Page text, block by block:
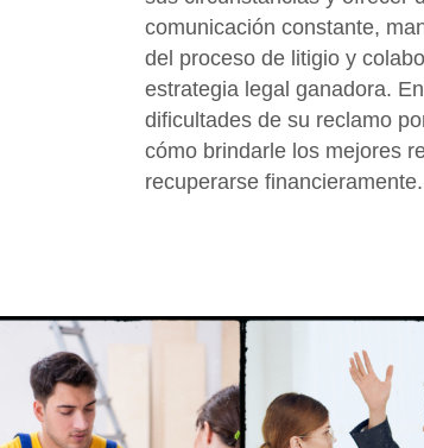
comunicación constante,
del proceso de litigio y
estrategia legal ganadora.
dificultades de su reclamo
cómo brindarle los mejores
recuperarse financieramente.